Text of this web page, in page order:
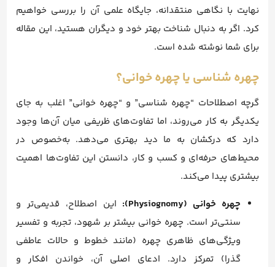
نهایت با نگاهی منتقدانه، جایگاه علمی آن را بررسی خواهیم
کرد. اگر به دنبال شناخت بهتر خود و دیگران هستید، این مقاله
برای شما نوشته شده است.
چهره شناسی یا چهره خوانی؟
گرچه اصطلاحات “چهره شناسی” و “چهره خوانی” اغلب به جای
یکدیگر به کار می‌روند، اما تفاوت‌های ظریفی میان آن‌ها وجود
دارد که درکشان به ما دید بهتری می‌دهد. به‌خصوص در
محیط‌های حرفه‌ای و کسب و کار، دانستن این تفاوت‌ها اهمیت
بیشتری پیدا می‌کند.
چهره خوانی (Physiognomy):
این اصطلاح، قدیمی‌تر و
سنتی‌تر است. چهره خوانی بیشتر بر شهود، تجربه و تفسیر
ویژگی‌های ظاهری چهره (مانند خطوط و حالات عاطفی
گذرا) تمرکز دارد. ادعای اصلی آن، خواندن افکار و